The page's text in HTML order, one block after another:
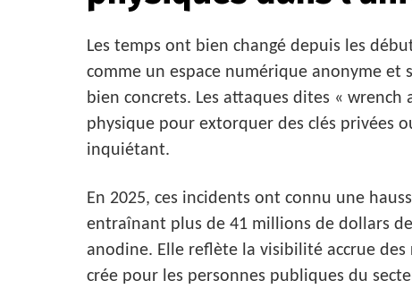
Les temps ont bien changé depuis les
comme un espace numérique anonyme et
bien concrets. Les attaques dites «
physique pour extorquer des clés privées
inquiétant.
En 2025, ces incidents ont connu une
entraînant plus de 41 millions de dollars
anodine. Elle reflète la visibilité accrue
crée pour les personnes publiques du